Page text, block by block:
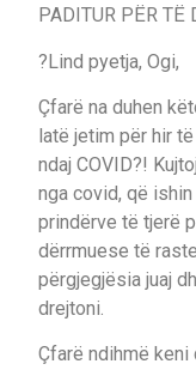
PADITUR PËR TË
?Lind pyetja, Ogi,
Çfarë na duhen
latë jetim për hir
ndaj COVID?!
nga covid, që
prindërve të tjerë
dërrmuese të
përgjegjësia juaj
drejtoni.
Çfarë ndihmë